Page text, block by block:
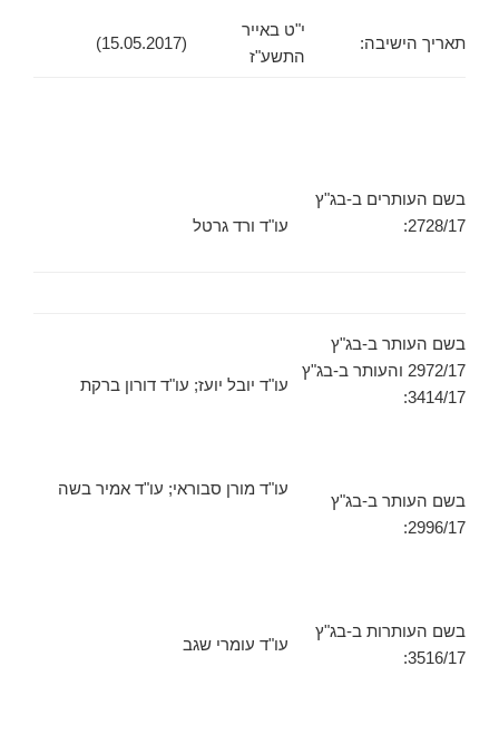
תאריך הישיבה:
י"ט באייר
התשע"ז
(15.05.2017)
בשם העותרים ב-בג"ץ
2728/17:
עו"ד ורד גרטל
בשם העותר ב-בג"ץ
2972/17 והעותר ב-בג"ץ
3414/17:
בשם העותר ב-בג"ץ
2996/17:
בשם העותרות ב-בג"ץ
3516/17:
עו"ד יובל יועז; עו"ד דורון ברקת
עו"ד מורן סבוראי; עו"ד אמיר בשה
עו"ד עומרי שגב